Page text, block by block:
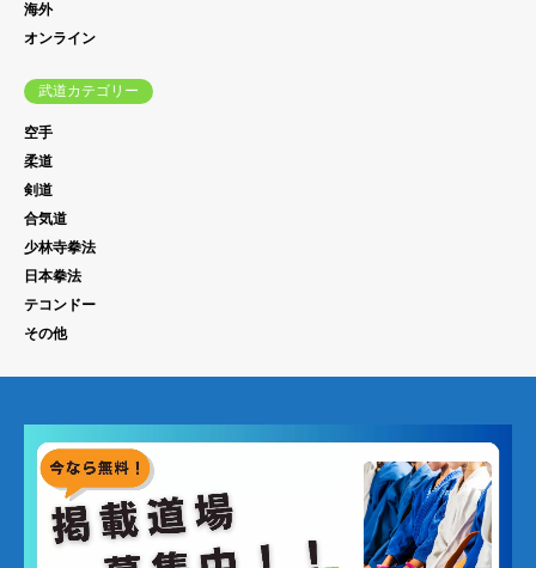
海外
オンライン
武道カテゴリー
空手
柔道
剣道
合気道
少林寺拳法
日本拳法
テコンドー
その他